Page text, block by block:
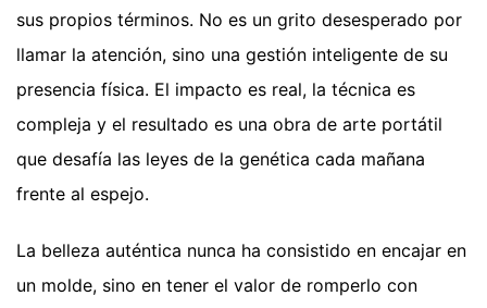
sus propios términos. No es un grito desesperado por
llamar la atención, sino una gestión inteligente de su
presencia física. El impacto es real, la técnica es
compleja y el resultado es una obra de arte portátil
que desafía las leyes de la genética cada mañana
frente al espejo.
La belleza auténtica nunca ha consistido en encajar en
un molde, sino en tener el valor de romperlo con